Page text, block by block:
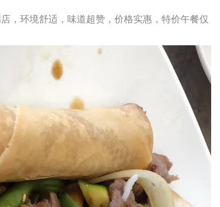
，环境舒适，味道超赞，价格实惠，特价午餐仅